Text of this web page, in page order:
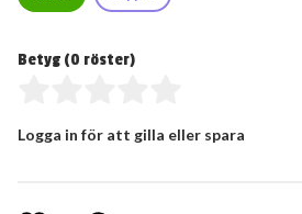
Betyg (0 röster)
Logga in för att gilla eller spara